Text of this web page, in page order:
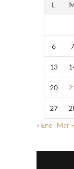
L
6 7
13
20
27
« Ene Mar »